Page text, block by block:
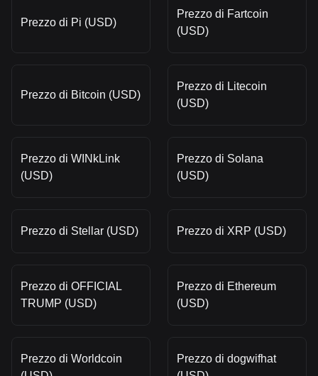
Prezzo di Pi (USD)
Prezzo di Fartcoin
(USD)
Prezzo di Bitcoin (USD)
Prezzo di Litecoin
(USD)
Prezzo di WINkLink
(USD)
Prezzo di Solana
(USD)
Prezzo di Stellar (USD) Prezzo di XRP (USD)
Prezzo di OFFICIAL
TRUMP (USD)
Prezzo di Ethereum
(USD)
Prezzo di Worldcoin
Prezzo di dogwifhat